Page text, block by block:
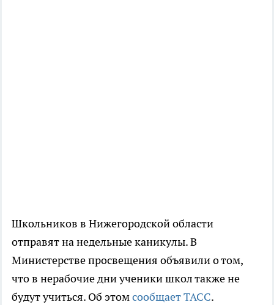
Школьников в Нижегородской области
отправят на недельные каникулы. В
Министерстве просвещения объявили о том,
что в нерабочие дни ученики школ также не
будут учиться. Об этомсообщает ТАСС.